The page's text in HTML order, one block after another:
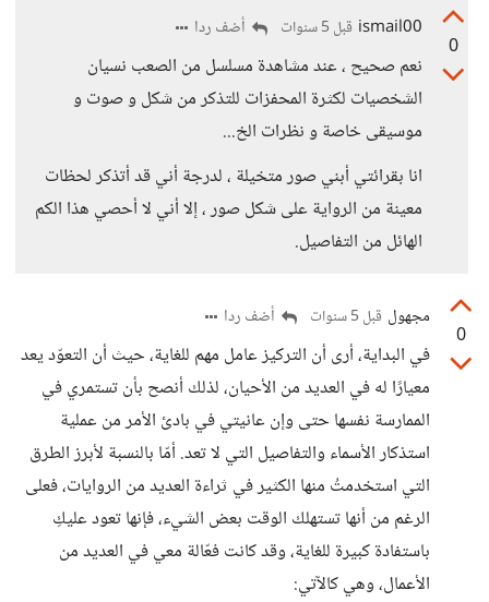
0
ismail00 قبل 5 سنوات أضف ردا
نعم صحيح ، عند مشاهدة مسلسل من الصعب نسيان
الشخصيات لكثرة المحفزات للتذكر من شكل و صوت و
موسيقى خاصة و نظرات الخ...
انا بقرائتي أبني صور متخيلة ، لدرجة أني قد أتذكر لحظات
معينة من الرواية على شكل صور ، إلا أني لا أحصي هذا الكم
الهائل من التفاصيل.
0
مجهول قبل 5 سنوات أضف ردا
في البداية، أرى أن التركيز عامل مهم للغاية، حيث أن التعوّد يعد
معيارًا له في العديد من الأحيان، لذلك أنصح بأن تستمري في
الممارسة نفسها حتى وإن عانيتي في بادئ الأمر من عملية
استذكار الأسماء والتفاصيل التي لا تعد. أمّا بالنسبة لأبرز الطرق
التي استخدمتُ منها الكثير في ثراءة العديد من الروايات، فعلى
الرغم من أنها تستهلك الوقت بعض الشيء، فإنها تعود عليكِ
باستفادة كبيرة للغاية، وقد كانت فعّالة معي في العديد من
الأعمال، وهي كالآتي: